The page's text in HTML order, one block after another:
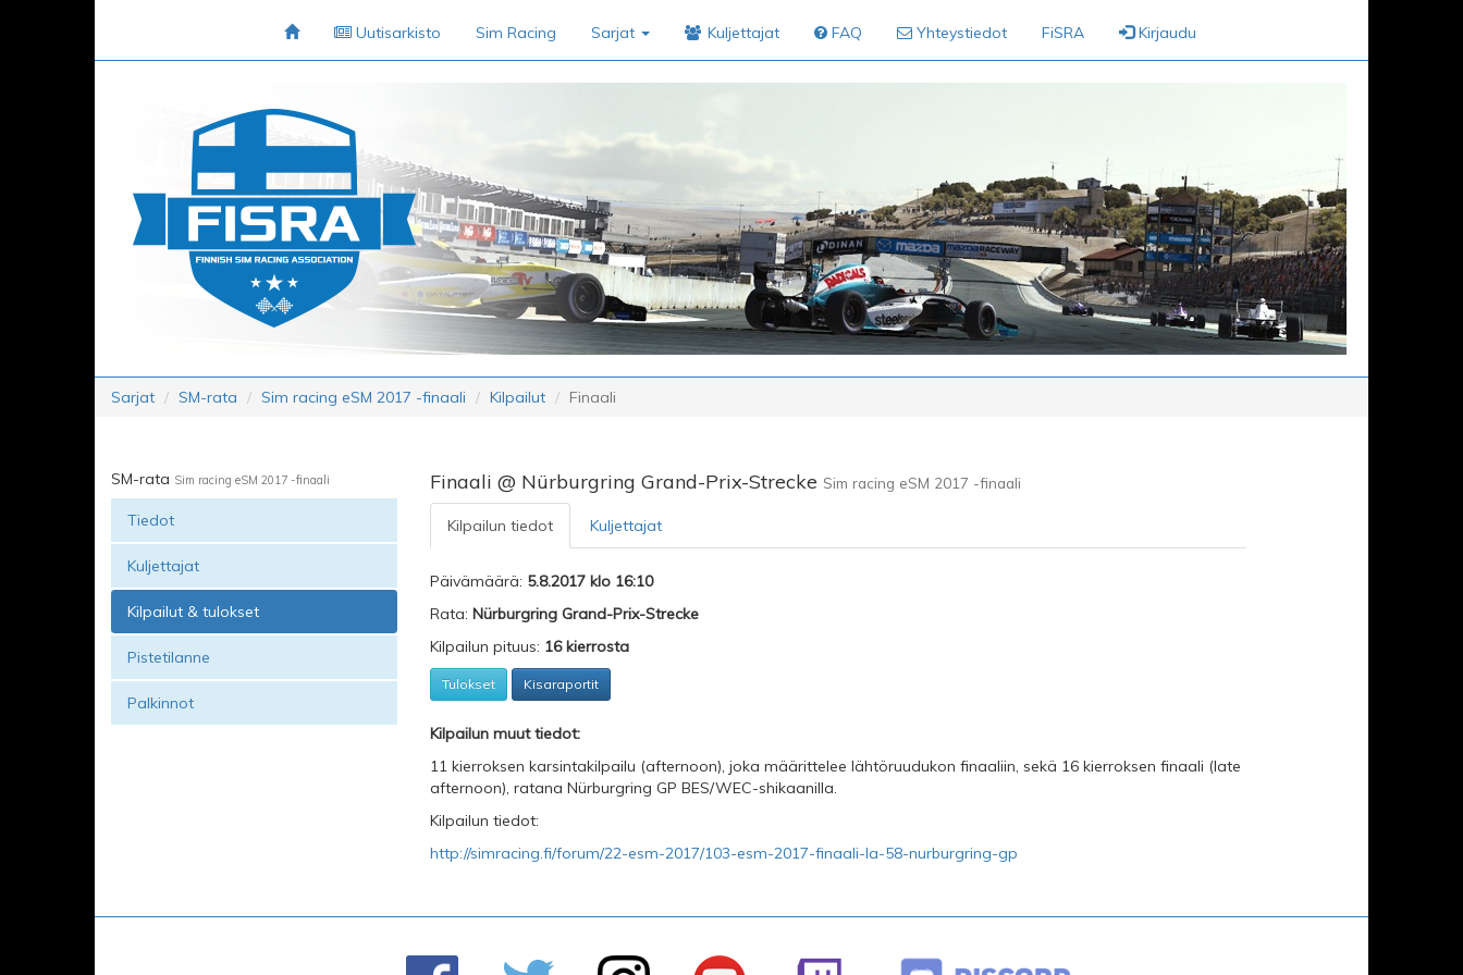
Uutisarkisto Sim Racing Sarjat Kuljettajat FAQ Yhteystiedot FiSRA Kirjaudu
Sarjat SM-rata Sim racing eSM 2017 -finaali Kilpailut Finaali
SM-rata Sim racing eSM 2017 -finaali
Tiedot
Kuljettajat
Kilpailut & tulokset
Pistetilanne
Palkinnot
Finaali @ Nürburgring Grand-Prix-Strecke Sim racing eSM 2017 -finaali
Kilpailun tiedot Kuljettajat
Päivämäärä: 5.8.2017 klo 16:10
Rata: Nürburgring Grand-Prix-Strecke
Kilpailun pituus: 16 kierrosta
Tulokset Kisaraportit
Kilpailun muut tiedot:
11 kierroksen karsintakilpailu (afternoon), joka määrittelee lähtöruudukon finaaliin, sekä 16 kierroksen finaali (late
afternoon), ratana Nürburgring GP BES/WEC-shikaanilla.
Kilpailun tiedot:
http://simracing.fi/forum/22-esm-2017/103-esm-2017-finaali-la-58-nurburgring-gp